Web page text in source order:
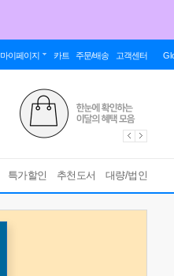
마이페이지 카트 주문/배송 고객센터
특가할인 추천도서 대량/법인